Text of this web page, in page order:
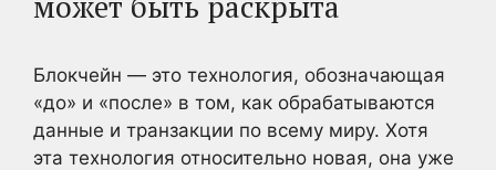
Блокчейн — это технология, обозначающая
«до» и «после» в том, как обрабатываются
данные и транзакции по всему миру. Хотя
эта технология относительно новая, она уже